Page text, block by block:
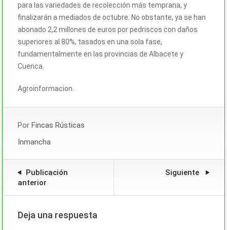
para las variedades de recolección más temprana, y
finalizarán a mediados de octubre. No obstante, ya se han
abonado 2,2 millones de euros por pedriscos con daños
superiores al 80%, tasados en una sola fase,
fundamentalmente en las provincias de Albacete y
Cuenca.
Agroinformacion.
Por Fincas Rústicas
Inmancha
Publicación
anterior
Siguiente
Deja una respuesta